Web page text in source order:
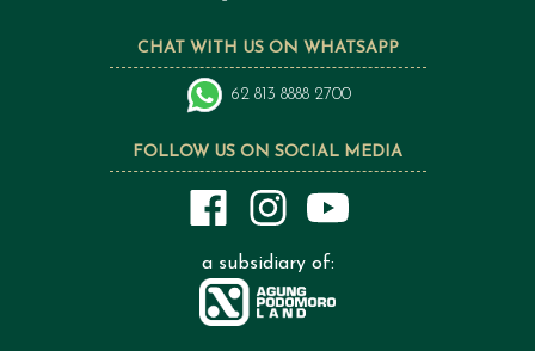
FOLLOW US ON SOCIAL MEDIA
a subsidiary of:
CHAT WITH US ON WHATSAPP
62 813 8888 2700